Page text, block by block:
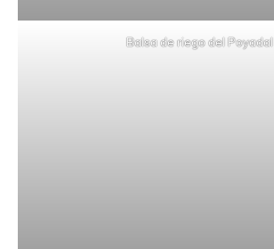
Balsa de riego del Poyadal